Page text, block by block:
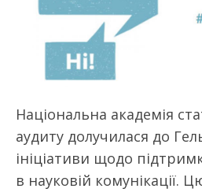
Національна академія
аудиту долучилася до
ініціативи щодо
в науковій комунікації.